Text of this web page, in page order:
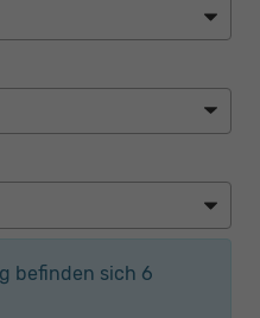
befinden sich 6